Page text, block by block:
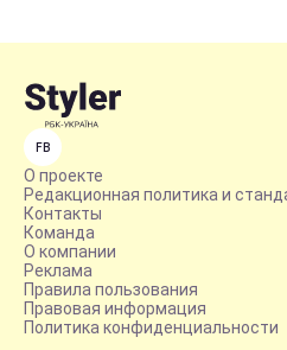
FB
О проекте
Редакционная политика и
Контакты
Команда
О компании
Реклама
Правила пользования
Правовая информация
Политика конфиденциальности